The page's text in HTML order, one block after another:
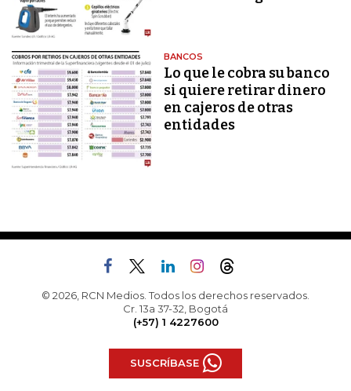
BANCOS
Lo que le cobra su banco
si quiere retirar dinero
en cajeros de otras
entidades
© 2026, RCN Medios. Todos los derechos reservados.
Cr. 13a 37-32, Bogotá
(+57) 1 4227600
SUSCRÍBASE